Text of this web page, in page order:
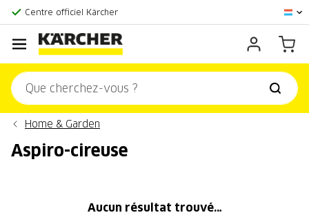
Centre officiel Kärcher
Score client:9,3/10
Home & Garden
Aspiro-cireuse
Aucun résultat trouvé…